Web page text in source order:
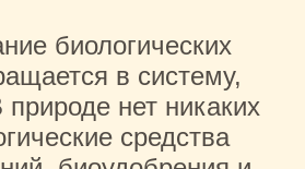
биологических
в систему,
нет никаких
средства